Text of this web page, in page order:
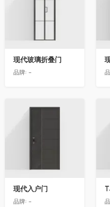
现代玻璃折叠门
品牌: -
收藏
现代入户门
品牌: -